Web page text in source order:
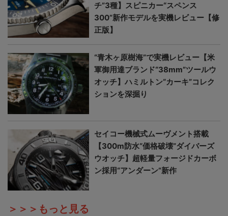
チ”3種】スピニカー“スペンス
300”新作モデルを実機レビュー【修
正版】
“青木ヶ原樹海”で実機レビュー【米
軍御用達ブランド“38mm”ツールウ
オッチ】ハミルトン“カーキ”コレク
ションを深掘り
セイコー機械式ムーヴメント搭載
【300m防水“価格破壊”ダイバーズ
ウオッチ】超軽量フォージドカーボ
ン採用“アンダーン”新作
＞＞＞もっと見る